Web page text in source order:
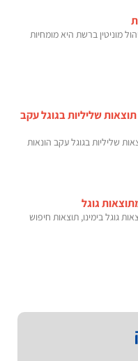
מוניטין ברשת היא מומחיות
שליליות בגוגל עקב
שליליות בגוגל עקב הונאות
גוגל
גוגל בימינו, תוצאות חיפוש